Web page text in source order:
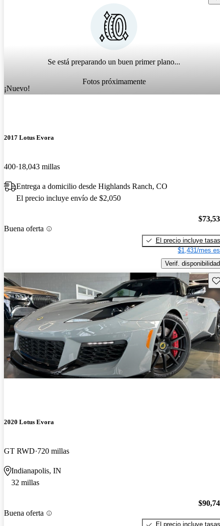
Se está preparando un buen primer plano...
Fotos próximamente
¡Nuevo!
2017 Lotus Evora
400 18,043 millas
Entrega a domicilio desde Highlands Ranch, CO
El precio incluye envío de $2,050
Buena oferta
El precio incluye tasas
$1,431/mes
Verif. disponibilidad
2020 Lotus Evora
GT RWD 720 millas
Indianapolis, IN
32 millas
Buena oferta
El precio incluye tasas